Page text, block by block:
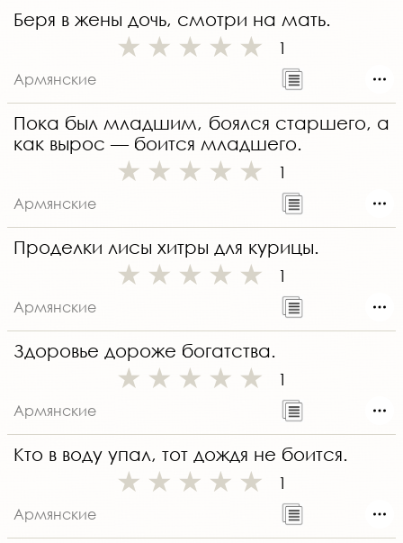
Беря в жены дочь, смотри на мать.
1
Армянские
Пока был младшим, боялся старшего, а
как вырос — боится младшего.
1
Армянские
Проделки лисы хитры для курицы.
1
Армянские
Здоровье дороже богатства.
1
Армянские
Кто в воду упал, тот дождя не боится.
1
Армянские